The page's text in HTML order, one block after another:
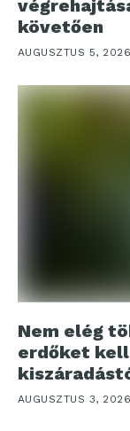
követően
AUGUSZTUS 5, 2026
Nem elég
erdőket
AUGUSZTUS 3, 2026